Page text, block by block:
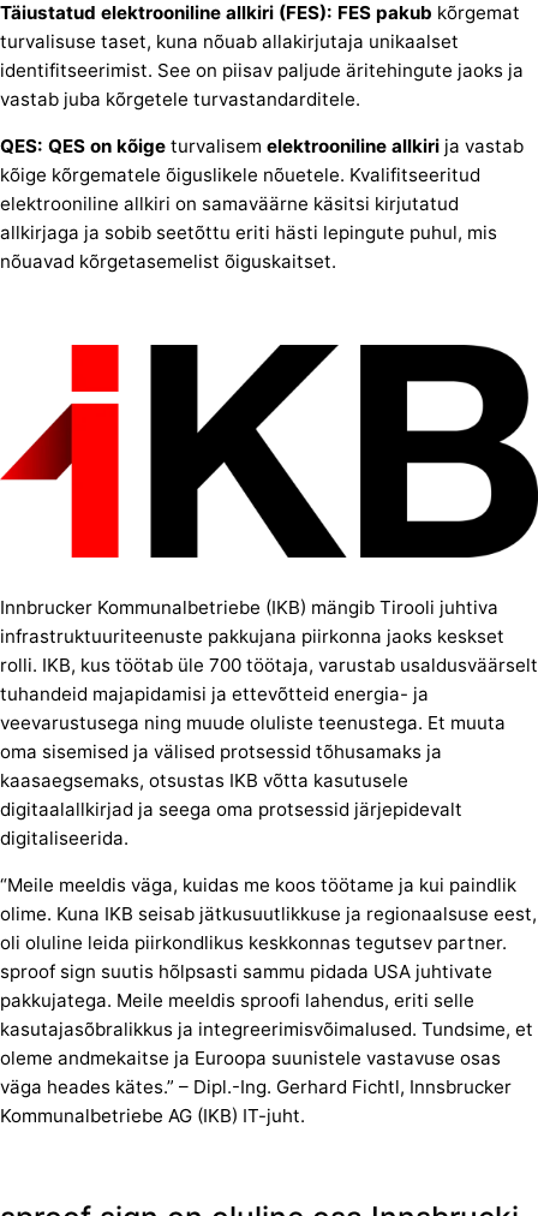
Täiustatud elektrooniline allkiri (FES): FES pakub kõrgemat
turvalisuse taset, kuna nõuab allakirjutaja unikaalset
identifitseerimist. See on piisav paljude äritehingute jaoks ja
vastab juba kõrgetele turvastandarditele.
QES: QES on kõige turvalisem elektrooniline allkiri ja vastab
kõige kõrgematele õiguslikele nõuetele. Kvalifitseeritud
elektrooniline allkiri on samaväärne käsitsi kirjutatud
allkirjaga ja sobib seetõttu eriti hästi lepingute puhul, mis
nõuavad kõrgetasemelist õiguskaitset.
Innbrucker Kommunalbetriebe (IKB) mängib Tirooli juhtiva
infrastruktuuriteenuste pakkujana piirkonna jaoks keskset
rolli. IKB, kus töötab üle 700 töötaja, varustab usaldusväärselt
tuhandeid majapidamisi ja ettevõtteid energia- ja
veevarustusega ning muude oluliste teenustega. Et muuta
oma sisemised ja välised protsessid tõhusamaks ja
kaasaegsemaks, otsustas IKB võtta kasutusele
digitaalallkirjad ja seega oma protsessid järjepidevalt
digitaliseerida.
“Meile meeldis väga, kuidas me koos töötame ja kui paindlik
olime. Kuna IKB seisab jätkusuutlikkuse ja regionaalsuse eest,
oli oluline leida piirkondlikus keskkonnas tegutsev partner.
sproof sign suutis hõlpsasti sammu pidada USA juhtivate
pakkujatega. Meile meeldis sproofi lahendus, eriti selle
kasutajasõbralikkus ja integreerimisvõimalused. Tundsime, et
oleme andmekaitse ja Euroopa suunistele vastavuse osas
väga heades kätes.” – Dipl.-Ing. Gerhard Fichtl, Innsbrucker
Kommunalbetriebe AG (IKB) IT-juht.